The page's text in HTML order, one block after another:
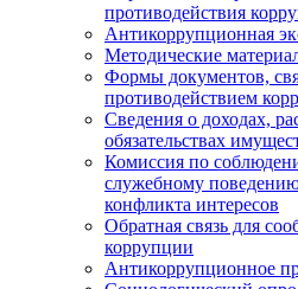
противодействия
Антикоррупционная
Методические
Формы документов,
противодействием
Сведения о доходах,
обязательствах
Комиссия по
служебному
конфликта интересов
Обратная связь для
коррупции
Антикоррупционное